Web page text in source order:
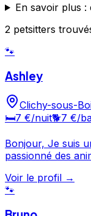
En savoir plus
2 petsitters trouvé
🐾
Ashley
Clichy-sous-
🛏️7 €/nuit🐕7 €/
Bonjour, Je suis une jeune auxiliaire vétérinaire
passionné des
du dog-sitting et
vous me confiez
Voir le profil →
🐾